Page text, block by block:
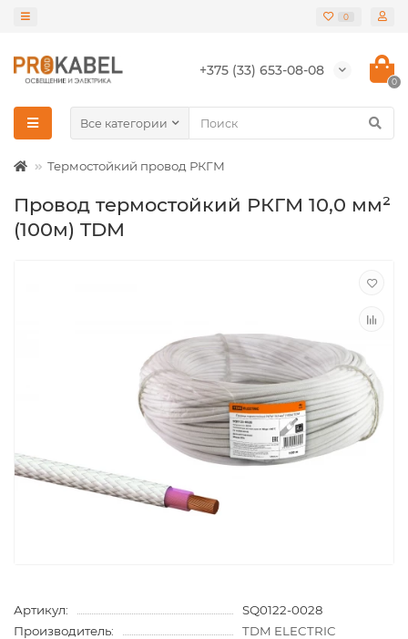
0
+375 (33) 653-08-08
0
Все категории
Термостойкий провод РКГМ
Провод термостойкий РКГМ 10,0 мм²
(100м) TDM
Артикул:
SQ0122-0028
Производитель:
TDM ELECTRIC